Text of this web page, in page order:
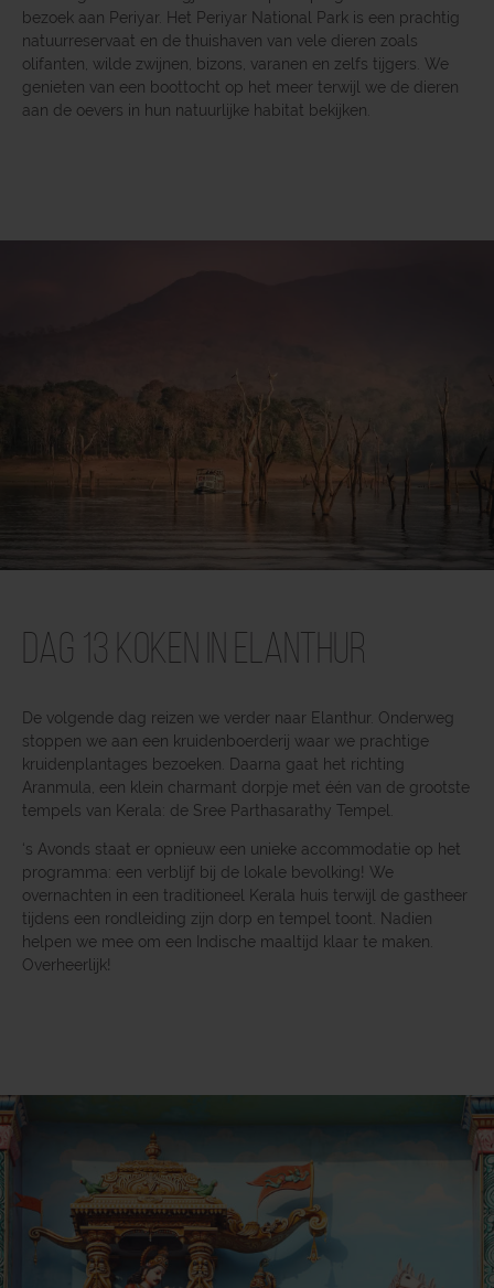
bezoek aan Periyar. Het Periyar National Park is een prachtig
natuurreservaat en de thuishaven van vele dieren zoals
olifanten, wilde zwijnen, bizons, varanen en zelfs tijgers. We
genieten van een boottocht op het meer terwijl we de dieren
aan de oevers in hun natuurlijke habitat bekijken.
Dag 13 Koken in Elanthur
De volgende dag reizen we verder naar Elanthur. Onderweg
stoppen we aan een kruidenboerderij waar we prachtige
kruidenplantages bezoeken. Daarna gaat het richting
Aranmula, een klein charmant dorpje met één van de grootste
tempels van Kerala: de Sree Parthasarathy Tempel.
‘s Avonds staat er opnieuw een unieke accommodatie op het
programma: een verblijf bij de lokale bevolking! We
overnachten in een traditioneel Kerala huis terwijl de gastheer
tijdens een rondleiding zijn dorp en tempel toont. Nadien
helpen we mee om een Indische maaltijd klaar te maken.
Overheerlijk!